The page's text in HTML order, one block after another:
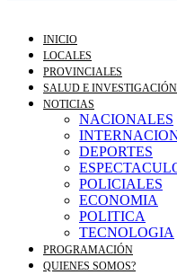
INICIO
LOCALES
PROVINCIALES
SALUD E INVESTIGACIÓN
NOTICIAS
NACIONALES
DEPORTES
POLICIALES
ECONOMIA
POLITICA
TECNOLOGIA
PROGRAMACIÓN
QUIENES SOMOS?